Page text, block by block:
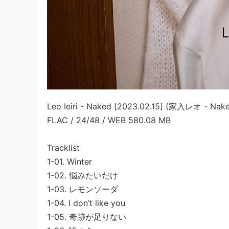
Leo Ieiri - Naked [2023.02.15] (家入レオ -
FLAC / 24/48 / WEB 580.08 MB
Tracklist
1-01. Winter
1-02. 悩みたいだけ
1-03. レモンソーダ
1-04. I don’t like you
1-05. 奇跡が足りない